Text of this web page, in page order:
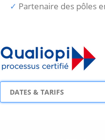
Partenaire des pôles